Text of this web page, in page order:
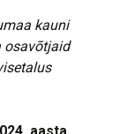
kauni
osavõtjaid